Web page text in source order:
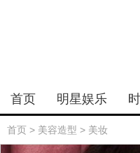
首页 明星娱乐
首页 > 美容造型 > 美妆